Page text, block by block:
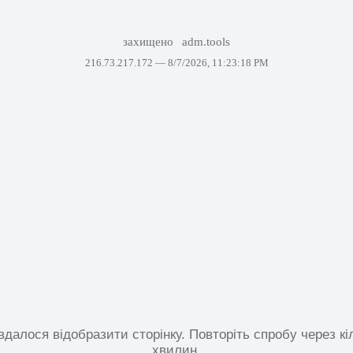
захищено adm.tools
216.73.217.172 — 8/7/2026, 11:23:18 PM
відобразити сторінку. Повторіть спробу через